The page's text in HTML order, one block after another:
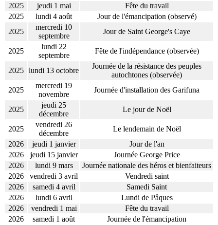
2025
jeudi 1 mai
Fête du travail
2025
lundi 4 août
Jour de l'émancipation (observé)
2025
mercredi 10
septembre
Jour de Saint George's Caye
2025
lundi 22
septembre
Fête de l'indépendance (observée)
2025 lundi 13 octobre
Journée de la résistance des peuples
autochtones (observée)
2025
mercredi 19
novembre
Journée d'installation des Garifuna
2025
jeudi 25
décembre
Le jour de Noël
2025
vendredi 26
décembre
Le lendemain de Noël
2026
jeudi 1 janvier
Jour de l'an
2026
jeudi 15 janvier
Journée George Price
2026
lundi 9 mars
Journée nationale des héros et bienfaiteurs
2026
vendredi 3 avril
Vendredi saint
2026
samedi 4 avril
Samedi Saint
2026
lundi 6 avril
Lundi de Pâques
2026
vendredi 1 mai
Fête du travail
2026
samedi 1 août
Journée de l'émancipation